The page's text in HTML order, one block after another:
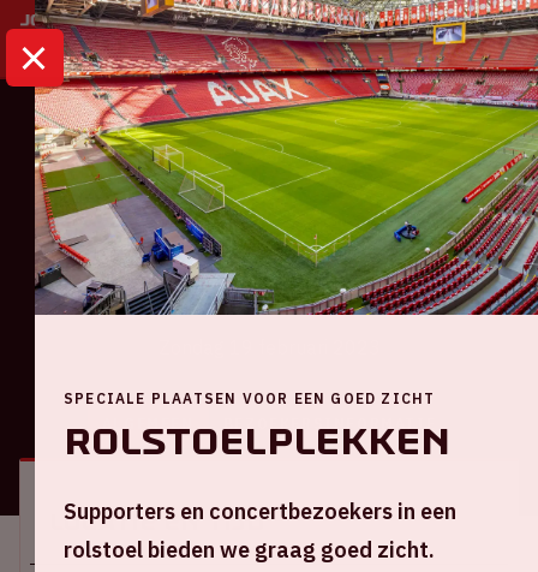
HOME KALENDER AJAX - SPARTA
Eredivisie
Ajax - Sparta
Locatie en tijd
SPECIALE PLAATSEN VOOR EEN GOED ZICHT
Rolstoelplekken
Supporters en concertbezoekers in een
rolstoel bieden we graag goed zicht.